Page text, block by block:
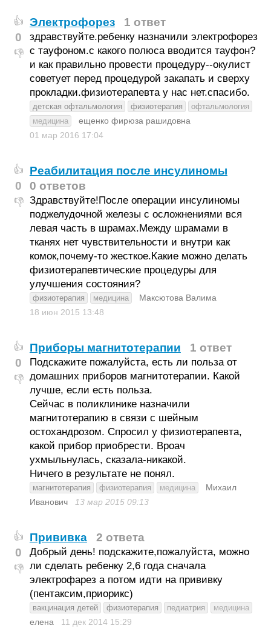
👍
0
👎
Электрофорез 1 ответ
здравствуйте.ребенку назначили электрофорез
с тауфоном.с какого полюса вводится тауфон?
и как правильно провести процедуру--окулист
советует перед процедурой закапать и сверху
прокладки.физиотерапевта у нас нет.спасибо.
детская офтальмология физиотерапия
офтальмология
медицина
ещенко фирюза рашидовна
01 мар 2016 17:04
👍
0
👎
Реабилитация после инсулиномы
0 ответов
Здравствуйте!После операции инсулиномы
поджелудочной железы с осложнениями вся
левая часть в шрамах.Между шрамами в
тканях нет чувствительности и внутри как
комок,почему-то жесткое.Какие можно делать
физиотерапевтические процедуры для
улучшения состояния?
физиотерапия медицина
Максютова Валима
18 июн 2015 13:48
👍
0
👎
Приборы магнитотерапии 1 ответ
Подскажите пожалуйста, есть ли польза от
домашних приборов магнитотерапии. Какой
лучше, если есть польза.
Сейчас в поликлинике назначили
магнитотерапию в связи с шейным
остохандрозом. Спросил у физиотерапевта,
какой прибор приобрести. Вроач
ухмыльнулась, сказала-никакой.
Ничего в результате не понял.
магнитотерапия физиотерапия медицина
Михаил
Иванович
13 мар 2015 09:13
👍
0
👎
Прививка 2 ответа
Добрый день! подскажите,пожалуйста, можно
ли сделать ребенку 2,6 года сначала
электрофарез а потом идти на прививку
(пентаксим,приорикс)
вакцинация детей физиотерапия педиатрия медицина
елена 11 дек 2014 15:29